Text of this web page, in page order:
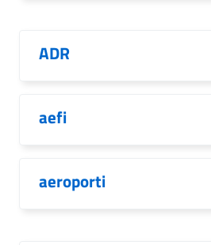
ADR
aefi
aeroporti